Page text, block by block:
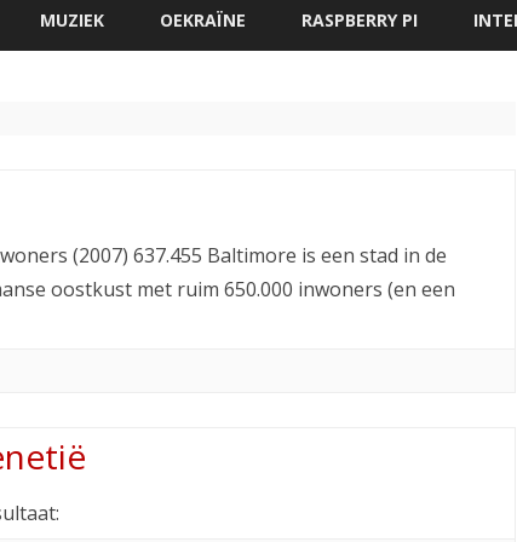
de
MUZIEK OEKRAÏNE RASPBERRY PI
(2007) 637.455 Baltimore is een stad in de
oostkust met ruim 650.000 inwoners (en een